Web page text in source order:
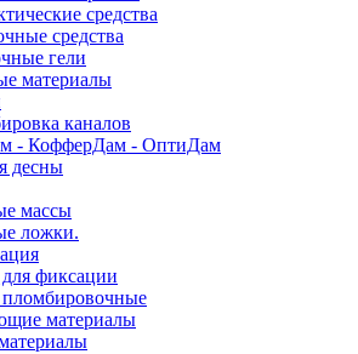
средства
средства
гели
материалы
каналов
- КофферДам - ОптиДам
десны
массы
ложки.
фиксации
материалы